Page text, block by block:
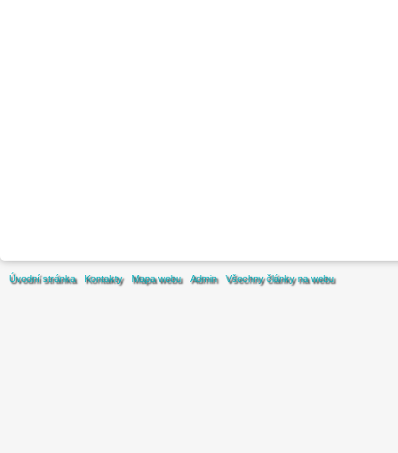
Úvodní stránka Kontakty Mapa webu Admin Všechny články na webu